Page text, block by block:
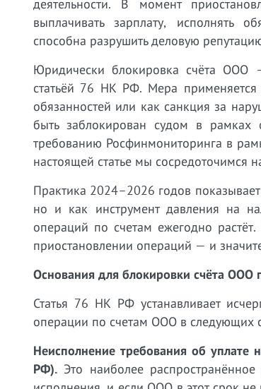
деятельности. В момент
выплачивать зарплату, исполнять
способна разрушить деловую
Юридически блокировка счёта ООО
статьёй 76 НК РФ. Мера применяется
обязанностей или как санкция за
быть заблокирован судом в
требованию Росфинмониторинга в
настоящей статье мы сосредоточимся
Практика 2024–2026 годов
но и как инструмент давления на
операций по счетам ежегодно
приостановлении операций — и
Основания для блокировки счёта
Статья 76 НК РФ устанавливает
операции по счетам ООО в следующих
Неисполнение требования об уплате
РФ). Это наиболее